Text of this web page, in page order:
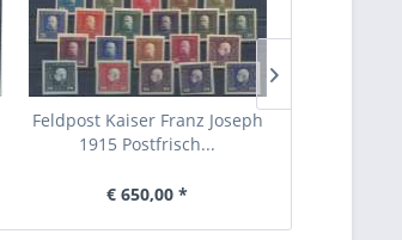
Feldpost Kaiser Franz Joseph
1915 Postfrisch...
€ 650,00 *